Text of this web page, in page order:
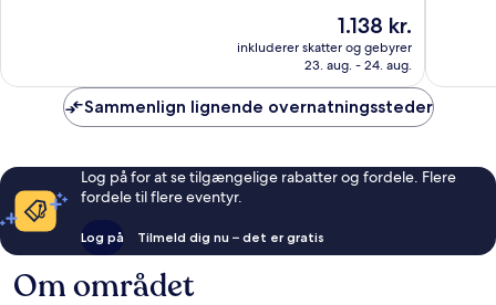
anmeldelser
Prisen
er
1.138 kr.
1.138 kr.
inkluderer skatter og gebyrer
23. aug. - 24. aug.
Sammenlign lignende overnatningssteder
Log på for at se tilgængelige rabatter og fordele. Flere
fordele til flere eventyr.
Log på Tilmeld dig nu – det er gratis
Om området